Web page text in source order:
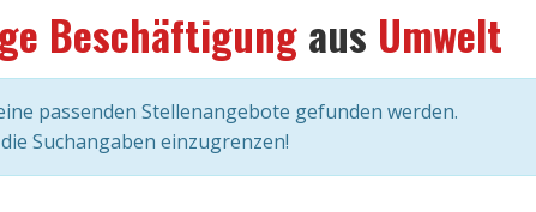
Beschäftigungaus Umwelt
passenden Stellenangebote gefunden werden.
Suchangaben einzugrenzen!